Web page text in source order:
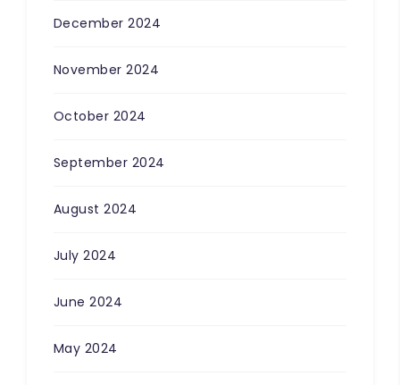
December 2024
November 2024
October 2024
September 2024
August 2024
July 2024
June 2024
May 2024